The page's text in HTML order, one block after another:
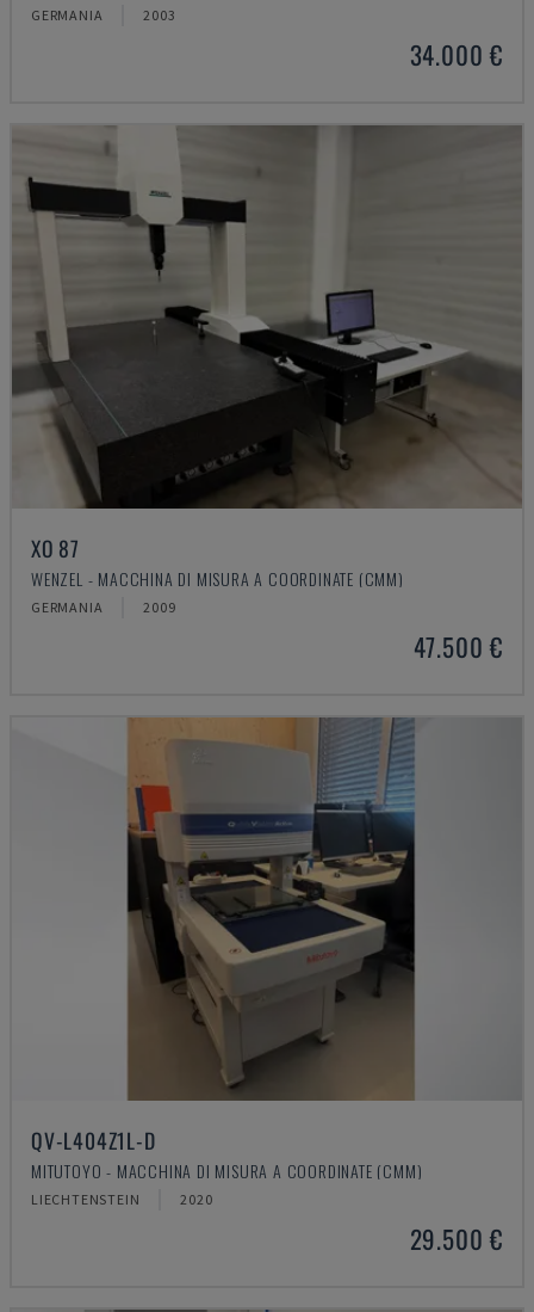
GERMANIA 2003
34.000 €
XO 87
WENZEL - MACCHINA DI MISURA A COORDINATE (CMM)
GERMANIA 2009
47.500 €
QV-L404Z1L-D
MITUTOYO - MACCHINA DI MISURA A COORDINATE (CMM)
LIECHTENSTEIN 2020
29.500 €